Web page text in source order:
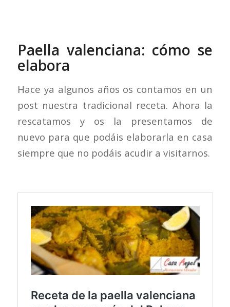
Paella valenciana: cómo se
elabora
Hace ya algunos años os contamos en un
post nuestra tradicional receta. Ahora la
rescatamos y os la presentamos de
nuevo para que podáis elaborarla en casa
siempre que no podáis acudir a visitarnos.